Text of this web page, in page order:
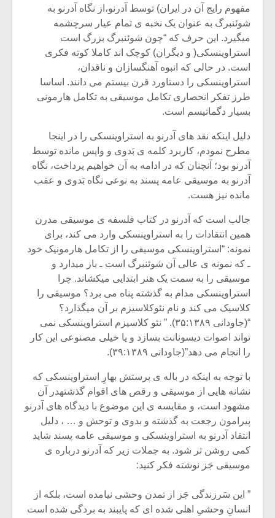
مفهوم رایج آن در ایران) توسط آدرنو،از نگاه آدرنو به
شوئنبرگ به عنوان یک نخبه ی تمام عیار سرچشمه
میگیرد. این حرف که “چون شوئنبرگ بزرگ است
استراوینسکی( و دیگران) کوچک اند کاملا کوته فکری
است. در حالی که انبوه آهنگسازان و ناقدان،
استراوینسکی را دستاورد قرن بیستم می دانند. اساسا
طرز تفکر انحصاری تکامل موسیقی به تکامل هارمونی
بسیار دگماتیسم است.
دلیل اینکه نقد های آدرنو به استراوینسکی را در اینجا
مطرح نمودم، کاربرد کلمه ی بَدوی و واپس مانده توسط
آدرنو بود؛ آنچنان که در ادامه به آن خواهیم پرداخت، نگاه
آدرنو به موسیقی عامه پسند به نوعی نگاه بَدوی و عقب
مانده نیز هست.
جالب است که آدرنو در کتاب فلسفه ی موسیقی مدرن
همین انتقادات را به استراوینسکی وارد می کند، برای
نمونه: “استراوینسکی موسیقی را از تکامل هارمونیک خود
ـ که نمونه ی عالی آن شوئنبرگ است ـ باز میدارد و
موسیقی را به سمت یک هنر ابتدایی میکشاند. چرا
استراوینسکی مدام به گذشته پناه می برد؟ موسیقی را
کلاسیک می کند و نام نئوکلاسیزم بر آن میگذارد؟
“(جاودانی ۳۵:۱۳۸۹). ” نئو کلاسیزم استراوینسکی نمی
تواند اصوات دیسونانت بسازد و یا خیلی مصنوعی این کار
را انجام می دهد”(جاودانی ۳۹:۱۳۸۹).
با توجه به اینکه در باله ی پرستش بهارِ استراوینسکی که
نشانه هایی از موسیقی و رقص های اقوام گذشتهدر آن
مشهود است، و مقایسه ی این موضوع با دیدگاه های آدرنو
پیرامون رجعت به گذشته و بدوی و توحش و … ، دلیل
انتقاد آدرنو به استراوینسکی و موسیقی عامه پسند شاید
کمی روشن تر شود. به جملات زیر که آدرنو درباره ی
موسیقی جَز نوشته فکر کنید:
” این سَرزندگی جَز از تمدن وحشی نیامده است، بلکه از
انسانِ وحشیِ اهلی شده ای که پایبند به بردگی شده است
میکلوش روژا
متن فیلم «متری
شیش و نیم»
اگر نمی توانی
مشهورترین باشی،
بدنام ترین باش
موریس ژار
موسیقی
برگزار